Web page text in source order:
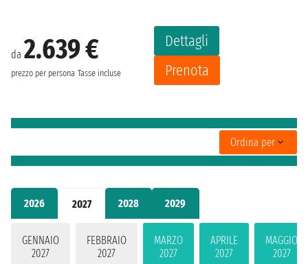
2026 2027 2028 2029
GENNAIO
2027
FEBBRAIO
2027
MARZO
2027
APRILE
2027
MAGGIO
2027
da 2.639 €
prezzo per persona Tasse incluse
Dettagli
Prenota
Ordina per